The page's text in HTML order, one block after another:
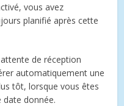
vous avez
planifié après cette
attente de réception
automatiquement une
tôt, lorsque vous êtes
date donnée.